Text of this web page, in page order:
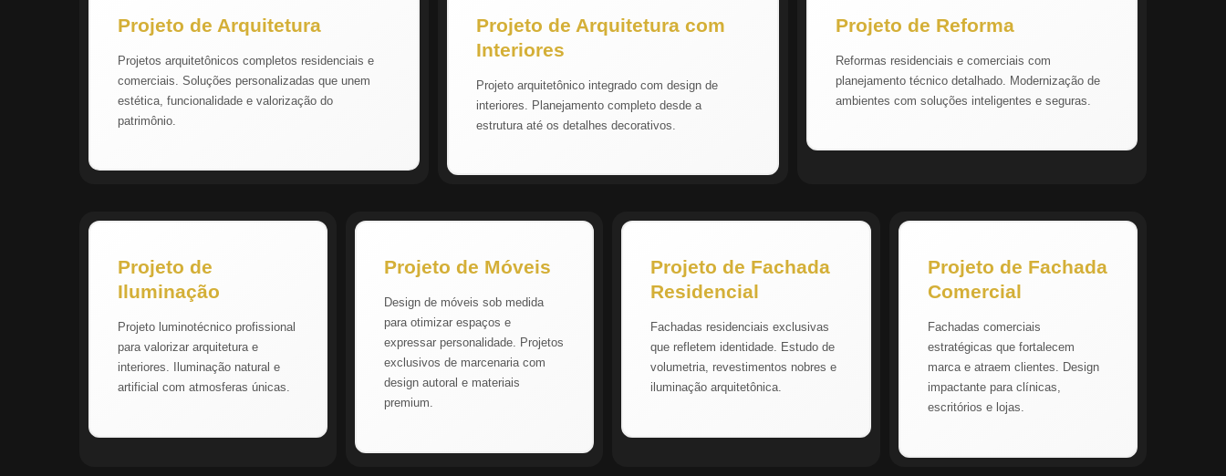
Projeto de Arquitetura
Projetos arquitetônicos completos residenciais e
comerciais. Soluções personalizadas que unem
estética, funcionalidade e valorização do
patrimônio.
Projeto de Arquitetura com
Interiores
Projeto arquitetônico integrado com design de
interiores. Planejamento completo desde a
estrutura até os detalhes decorativos.
Projeto de Reforma
Reformas residenciais e comerciais com
planejamento técnico detalhado. Modernização de
ambientes com soluções inteligentes e seguras.
Projeto de
Iluminação
Projeto luminotécnico profissional
para valorizar arquitetura e
interiores. Iluminação natural e
artificial com atmosferas únicas.
Projeto de Móveis
Design de móveis sob medida
para otimizar espaços e
expressar personalidade. Projetos
exclusivos de marcenaria com
design autoral e materiais
premium.
Projeto de Fachada
Residencial
Fachadas residenciais exclusivas
que refletem identidade. Estudo de
volumetria, revestimentos nobres e
iluminação arquitetônica.
Projeto de Fachada
Comercial
Fachadas comerciais
estratégicas que fortalecem
marca e atraem clientes. Design
impactante para clínicas,
escritórios e lojas.